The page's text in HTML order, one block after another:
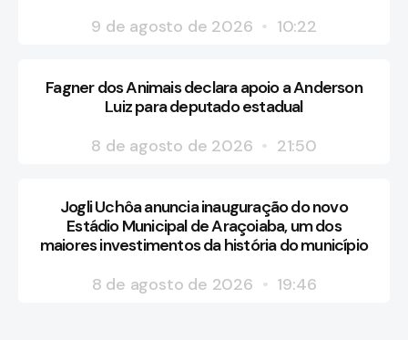
9 de agosto de 2026
10:22
Fagner dos Animais declara apoio a Anderson
Luiz para deputado estadual
8 de agosto de 2026
21:50
Jogli Uchôa anuncia inauguração do novo
Estádio Municipal de Araçoiaba, um dos
maiores investimentos da história do município
8 de agosto de 2026
19:46